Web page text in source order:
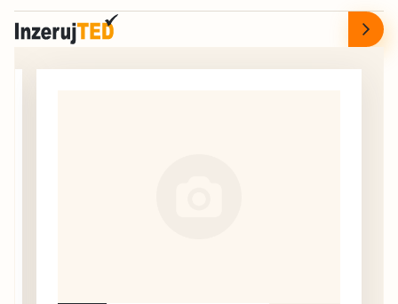
významně podílely
Novým Dvorem na
Jindřichohradecku.